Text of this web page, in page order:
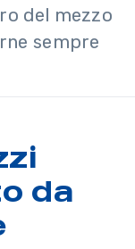
del mezzo
sempre
da